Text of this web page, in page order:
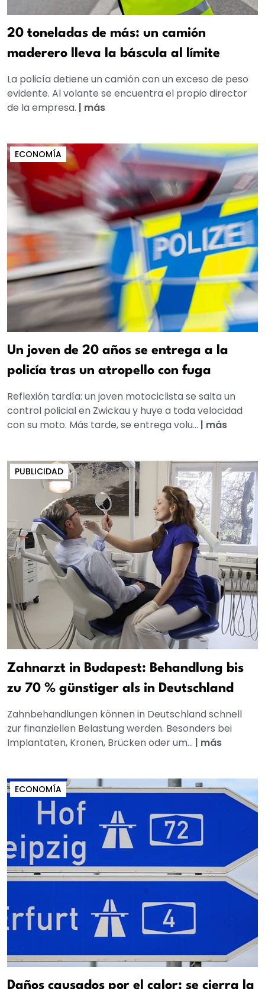
20 toneladas de más: un camión
maderero lleva la báscula al límite
La policía detiene un camión con un exceso de peso
evidente. Al volante se encuentra el propio director
de la empresa. | más
ECONOMÍA
Un joven de 20 años se entrega a la
policía tras un atropello con fuga
Reflexión tardía: un joven motociclista se salta un
control policial en Zwickau y huye a toda velocidad
con su moto. Más tarde, se entrega volu... | más
PUBLICIDAD
Zahnarzt in Budapest: Behandlung bis
zu 70 % günstiger als in Deutschland
Zahnbehandlungen können in Deutschland schnell
zur finanziellen Belastung werden. Besonders bei
Implantaten, Kronen, Brücken oder um... | más
ECONOMÍA
Daños causados por el calor: se cierra la